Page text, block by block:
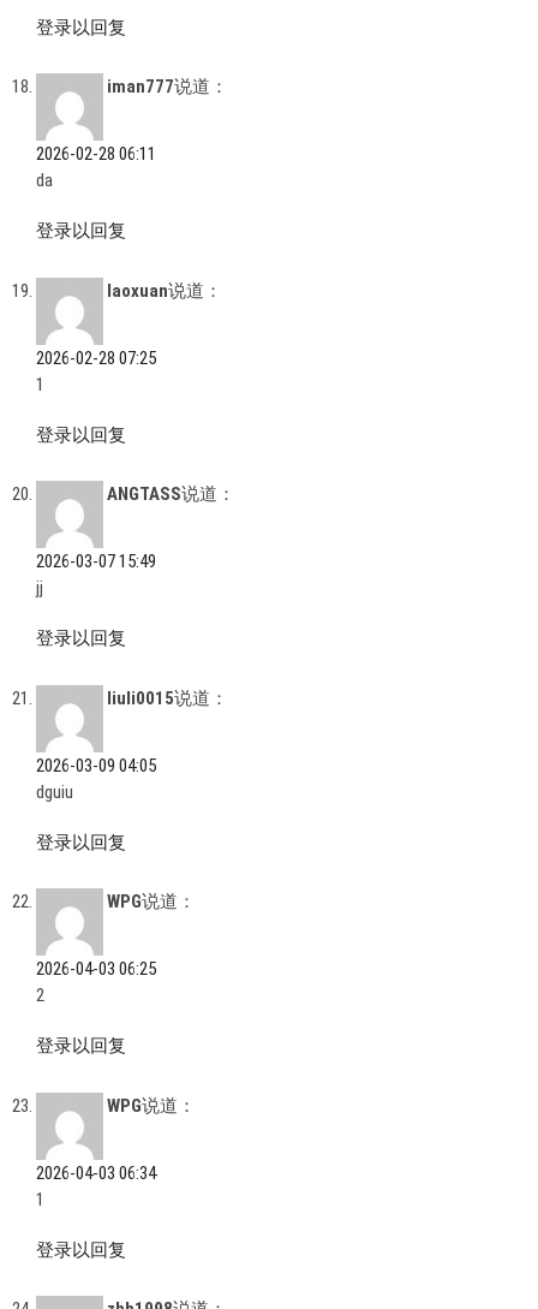
登录以回复
iman777说道：
2026-02-28 06:11
da
登录以回复
laoxuan说道：
2026-02-28 07:25
1
登录以回复
ANGTASS说道：
2026-03-07 15:49
jj
登录以回复
liuli0015说道：
2026-03-09 04:05
dguiu
登录以回复
WPG说道：
2026-04-03 06:25
2
登录以回复
WPG说道：
2026-04-03 06:34
1
登录以回复